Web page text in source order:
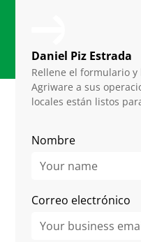
Daniel Piz Estrada
Rellene el formulario
Agriware a sus
locales están listos
Nombre
Correo electrónico
More